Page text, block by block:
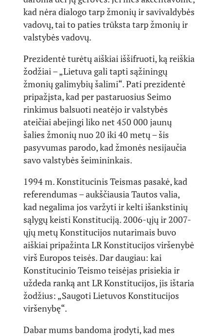
kad nėra dialogo tarp žmonių ir savivaldybės
vadovų, tai to paties trūksta tarp žmonių ir
valstybės vadovų.
Prezidentė turėtų aiškiai iššifruoti, ką reiškia
žodžiai – „Lietuva gali tapti sąžiningų
žmonių galimybių šalimi“. Pati prezidentė
pripažįsta, kad per pastaruosius Seimo
rinkimus balsuoti neatėjo ir valstybės
ateičiai abejingi liko net 450 000 jaunų
šalies žmonių nuo 20 iki 40 metų – šis
pasyvumas parodo, kad žmonės nesijaučia
savo valstybės šeimininkais.
1994 m. Konstitucinis Teismas pasakė, kad
referendumas – aukščiausia Tautos valia,
kad negalima jos varžyti ir kelti išankstinių
sąlygų keisti Konstituciją. 2006-ųjų ir 2007-
ųjų metų Konstitucijos nutarimais buvo
aiškiai pripažinta LR Konstitucijos viršenybė
virš Europos teisės. Dar daugiau: kai
Konstitucinio Teismo teisėjas prisiekia ir
uždeda ranką ant LR Konstitucijos, jis ištaria
žodžius: „Saugoti Lietuvos Konstitucijos
viršenybę“.
Dabar mums bandoma įrodyti, kad mes